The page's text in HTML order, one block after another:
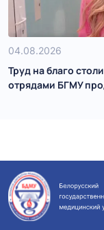
04.08.2026
Труд на благо
отрядами БГМУ